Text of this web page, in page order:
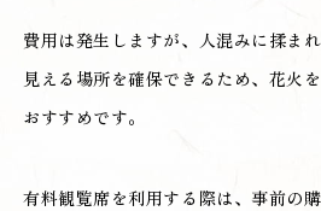
費用は発生しますが、人混みに揉ま
見える場所を確保できるため、花火
おすすめです。
有料観覧席を利用する際は、事前の